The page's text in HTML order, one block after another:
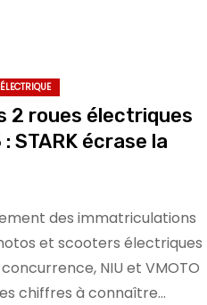
2 roues électriques
STARK écrase la
des immatriculations
et scooters électriques
concurrence, NIU et VMOTO
chiffres à connaître…